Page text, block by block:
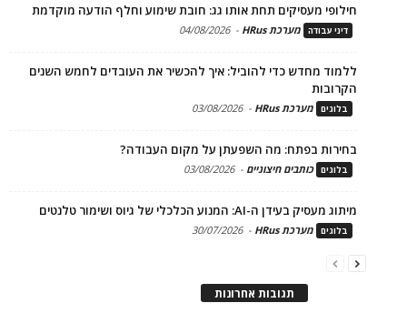
חילופי מעסיקים תחת אותו גג: חובת שימוע וחלף הודעה מוקדמת
דיני עבודה מערכת HRus -
04/08/2026
ללמוד מחדש כדי להוביל: איך להכשיר את העובדים לחמש השנים
הקרובות
בלוגים מערכת HRus -
03/08/2026
בחירות בפתח: מה השפעתן על מקום העבודה?
בלוגים כותבים חיצוניים -
03/08/2026
מיתוג מעסיק בעידן ה-AI: המנוע הכלכלי של גיוס ושימור טלנטים
בלוגים מערכת HRus -
30/07/2026
תגובות אחרונות